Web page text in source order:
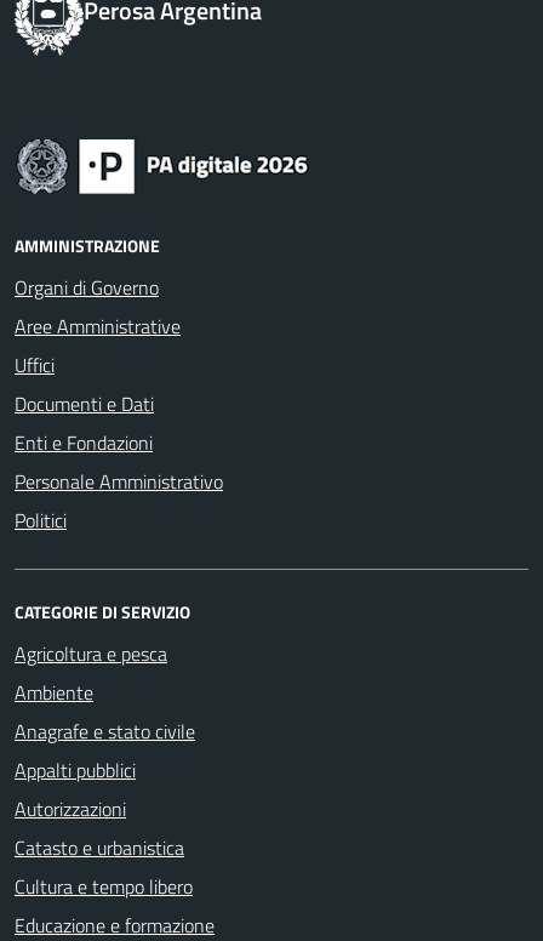
Perosa Argentina
AMMINISTRAZIONE
Organi di Governo
Aree Amministrative
Uffici
Documenti e Dati
Enti e Fondazioni
Personale Amministrativo
Politici
CATEGORIE DI SERVIZIO
Agricoltura e pesca
Ambiente
Anagrafe e stato civile
Appalti pubblici
Autorizzazioni
Catasto e urbanistica
Cultura e tempo libero
Educazione e formazione